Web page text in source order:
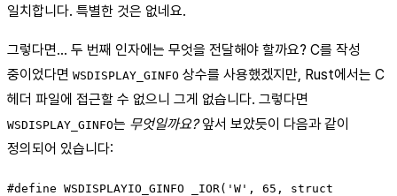
일치합니다. 특별한 것은 없네요.
그렇다면… 두 번째 인자에는 무엇을 전달해야 할까요? C를 작성
중이었다면 WSDISPLAY_GINFO 상수를 사용했겠지만, Rust에서는 C
헤더 파일에 접근할 수 없으니 그게 없습니다. 그렇다면
WSDISPLAY_GINFO는 무엇일까요?앞서 보았듯이 다음과 같이
정의되어 있습니다:
#define WSDISPLAYIO_GINFO _IOR('W', 65, struct